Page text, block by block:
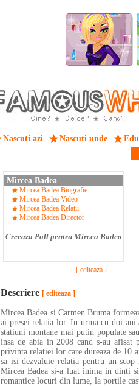
Nascuti azi Nascuti unde
Mircea Badea
Mircea Badea Biografie
Mircea Badea Video
Mircea Badea Relatii
Mircea Badea Director
Creeaza Poll pentru Mircea Badea
[ editeaza ]
Descriere [ editeaza ]
Mircea Badea si Carmen Bruma
ai presei relatia lor. In urma cu doi ani
statiuni montane mai putin populate
insa de abia in 2008 cand s-au
privinta relatiei lor care dureaza de 10
sa isi dezvaluie relatia pentru un
Mircea Badea si-a luat inima in dinti
romantice locuri din lume, la portile